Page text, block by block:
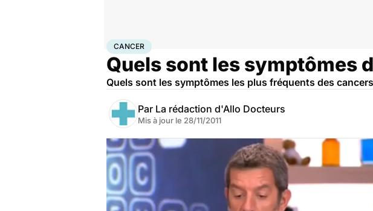
AccueilSanté
CANCER
Quels sont les symptômes
Quels sont les symptômes les plus fréquents des
Par La rédaction d'Allo Docteurs
Mis à jour le 28/11/2011